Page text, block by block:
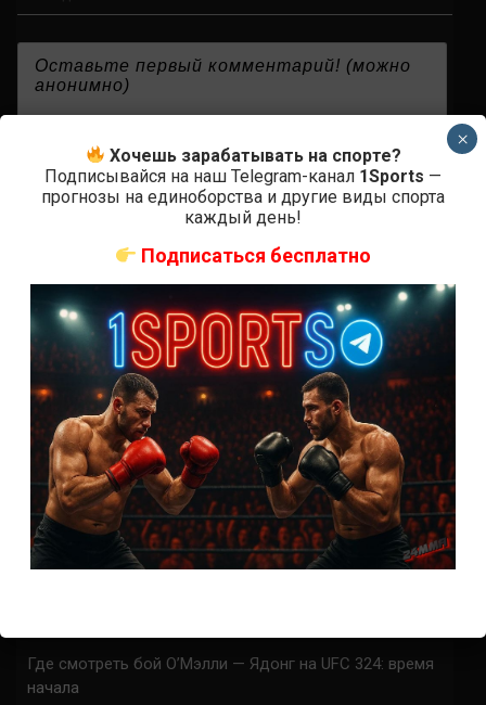
СВЕЖИЕ ЗАПИСИ
ACA 200 прямая трансляция
Марафон боев UFC 325 прямая трансляция
UFC 324 прямая трансляция
Марафон боев UFC 324 прямая трансляция
Где смотреть бой О’Мэлли — Ядонг на UFC 324: время
начала
Хочешь зарабатывать на спорте?
Подписывайся на наш Telegram-канал 1Sports —
прогнозы на единоборства и другие виды спорта
каждый день!
Подписаться бесплатно
×